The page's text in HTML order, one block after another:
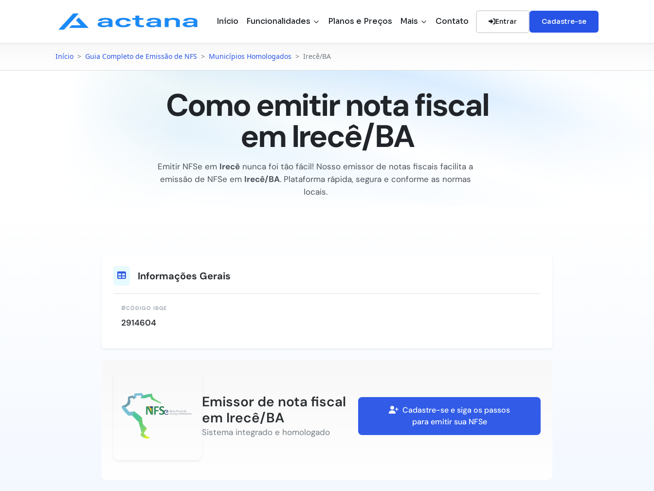
Início Funcionalidades Planos e Preços Mais Contato Entrar Cadastre-se
Início > Guia Completo de Emissão de NFS > Municípios Homologados > Irecê/BA
Como emitir nota fiscal
em Irecê/BA
Emitir NFSe em Irecê nunca foi tão fácil! Nosso emissor de notas fiscais facilita a
emissão de NFSe em Irecê/BA. Plataforma rápida, segura e conforme as normas
locais.
Informações Gerais
CÓDIGO IBGE
2914604
Emissor de nota fiscal
em Irecê/BA
Sistema integrado e homologado
Cadastre-se e siga os passos
para emitir sua NFSe